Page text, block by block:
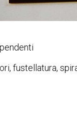
fustellatura,